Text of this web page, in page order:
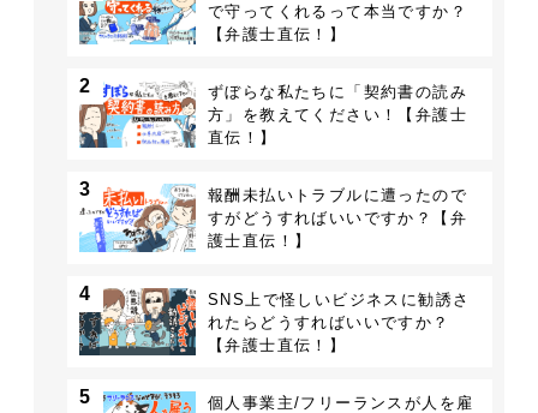
で守ってくれるって本当ですか？
【弁護士直伝！】
2
ずぼらな私たちに「契約書の読み
方」を教えてください！【弁護士
直伝！】
3
報酬未払いトラブルに遭ったので
すがどうすればいいですか？【弁
護士直伝！】
4
SNS上で怪しいビジネスに勧誘さ
れたらどうすればいいですか？
【弁護士直伝！】
5
個人事業主/フリーランスが人を雇